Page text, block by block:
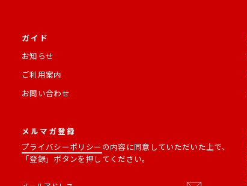
ガイド
お知らせ
ご利用案内
お問い合わせ
メルマガ登録
プライバシーポリシー の内容に同意していただいた上で、
「登録」ボタンを押してください。